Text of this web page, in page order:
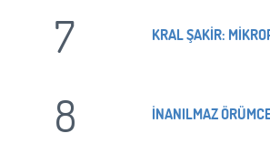
7 KRAL ŞAKİR:
8 İNANILMAZ